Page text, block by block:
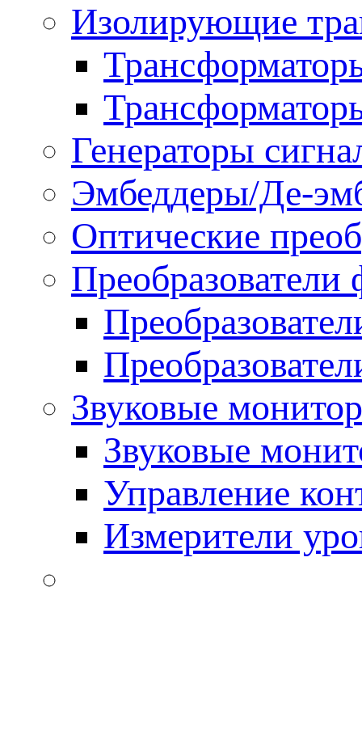
Изолирующие
Генераторы
Эмбеддеры/Де-
Оптические
Преобразователи
Звуковые
Звуковые
Управление
Измерители